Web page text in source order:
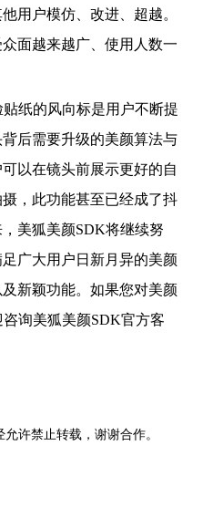
用户模仿、改进、超越。
面越来越广、使用人数一
纸的风向标是用户不断提
后需要升级的美颜算法与
以在镜头前展示更好的自
，此功能甚至已经成了抖
美狐美颜SDK将继续努
广大用户日新月异的美颜
新颖功能。如果您对美颜
询美狐美颜SDK官方客
许禁止转载，谢谢合作。